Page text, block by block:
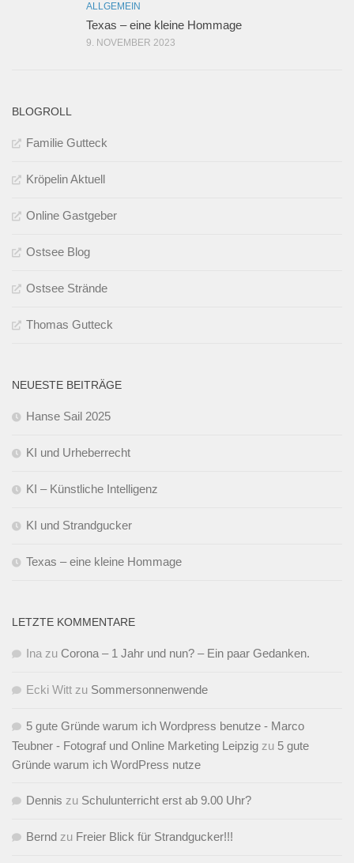
ALLGEMEIN
Texas – eine kleine Hommage
9. NOVEMBER 2023
BLOGROLL
Familie Gutteck
Kröpelin Aktuell
Online Gastgeber
Ostsee Blog
Ostsee Strände
Thomas Gutteck
NEUESTE BEITRÄGE
Hanse Sail 2025
KI und Urheberrecht
KI – Künstliche Intelligenz
KI und Strandgucker
Texas – eine kleine Hommage
LETZTE KOMMENTARE
Ina zu Corona – 1 Jahr und nun? – Ein paar Gedanken.
Ecki Witt zu Sommersonnenwende
5 gute Gründe warum ich Wordpress benutze - Marco
Teubner - Fotograf und Online Marketing Leipzig zu 5 gute
Gründe warum ich WordPress nutze
Dennis zu Schulunterricht erst ab 9.00 Uhr?
Bernd zu Freier Blick für Strandgucker!!!